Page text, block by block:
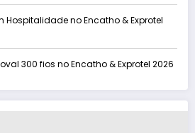
Hospitalidade no Encatho & Exprotel
300 fios no Encatho & Exprotel 2026